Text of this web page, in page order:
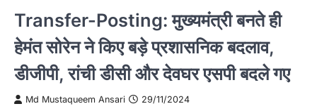
Transfer-Posting: मुख्यमंत्री बनते ही
हेमंत सोरेन ने किए बड़े प्रशासनिक बदलाव,
डीजीपी, रांची डीसी और देवघर एसपी बदले गए
Md Mustaqueem Ansari 29/11/2024